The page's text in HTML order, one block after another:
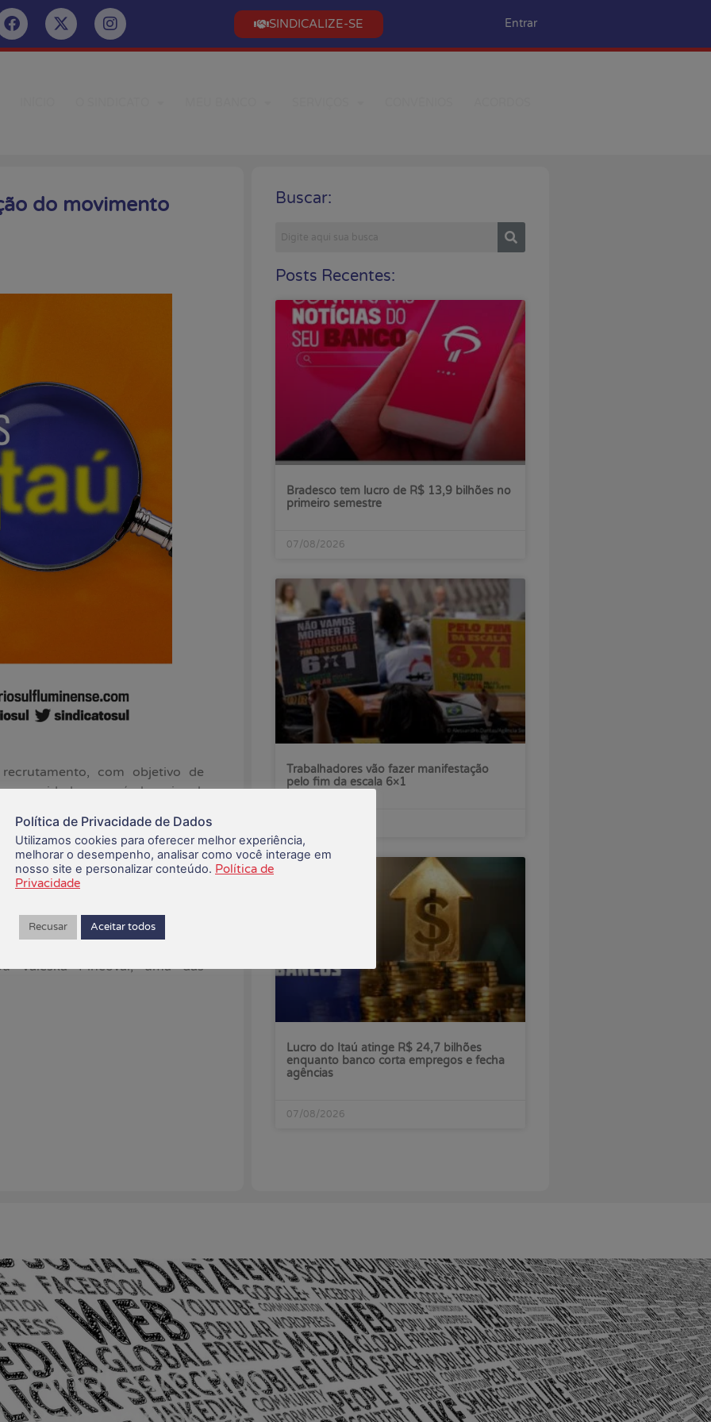
SINDICALIZE-SE Entrar
do movimento
com objetivo de
unidades em nível nacional,
feita há algum tempo, pela
Financeiro (Contraf-CUT),
(COE). O Personnalité será
a diversidade da população
de funcionários negros em
Valeska Pincovai, uma das
Buscar:
Posts Recentes:
Bradesco tem lucro de R$ 13,9 bilhões no
primeiro semestre
07/08/2026
Trabalhadores vão fazer manifestação
pelo fim da escala 6×1
Lucro do Itaú atinge R$ 24,7 bilhões
enquanto banco corta empregos e fecha
agências
07/08/2026
Política de Privacidade de Dados
Utilizamos cookies para oferecer melhor experiência,
melhorar o desempenho, analisar como você interage em
nosso site e personalizar conteúdo. Política de
Privacidade
Recusar Aceitar todos